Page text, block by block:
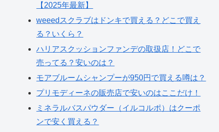
【2025年最新】
weeedスクラブはドンキで買える？どこで買え
る？いくら？
ハリアスクッションファンデの取扱店！どこで
売ってる？安いのは？
モアブルームシャンプーが950円で買える噂は？
プリモディーネの販売店で安いのはここだけ！
ミネラルバスパウダー（イルコルポ）はクーポ
ンで安く買える？